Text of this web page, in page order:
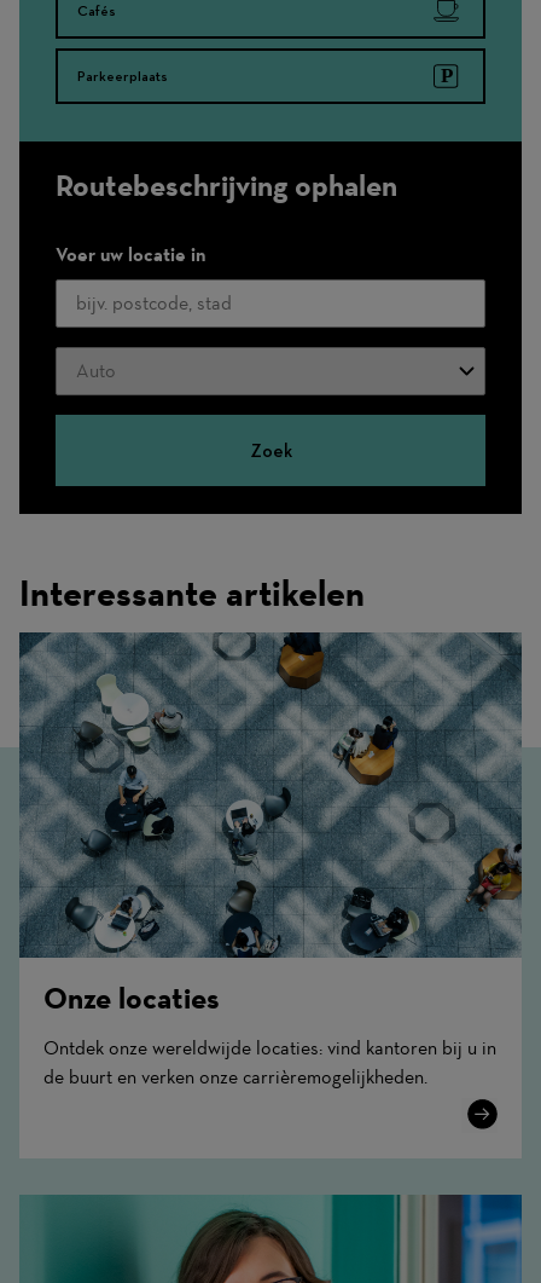
Cafés
Parkeerplaats
Routebeschrijving ophalen
Voer uw locatie in
Vervoerswijze
Zoek
Interessante artikelen
Onze locaties
Ontdek onze wereldwijde locaties: vind kantoren bij u in
de buurt en verken onze carrièremogelijkheden.
Learn